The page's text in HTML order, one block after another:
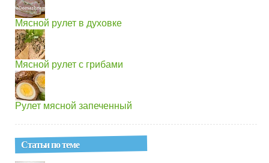
Мясной рулет в духовке
Мясной рулет с грибами
Рулет мясной запеченный
Статьи по теме